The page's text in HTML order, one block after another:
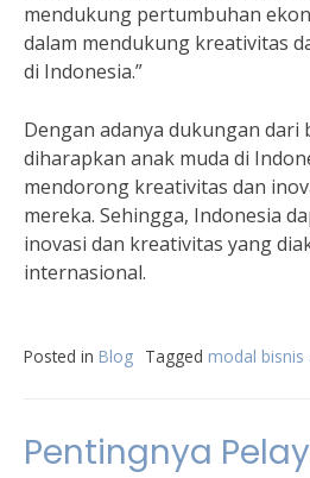
mendukung pertumbuhan
dalam mendukung kreativitas
di Indonesia.”
Dengan adanya dukungan dari
diharapkan anak muda di
mendorong kreativitas dan
mereka. Sehingga, Indonesia
inovasi dan kreativitas yang
internasional.
Posted in Blog Tagged modal bisnis
Pentingnya